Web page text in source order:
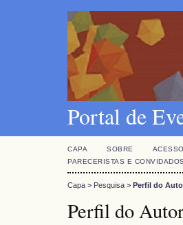
Portal de
CAPA SOBRE ACESSO
PARECERISTAS E CONVIDADOS
Capa > Pesquisa > Perfil do
Perfil do